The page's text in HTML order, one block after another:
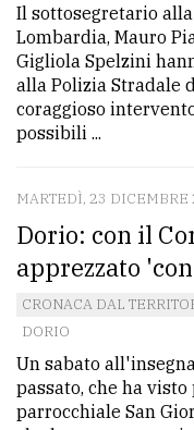
Il sottosegretario
Lombardia, Mauro
Gigliola Spelzini
alla Polizia Stradale
coraggioso
possibili ...
MARTEDÌ, 23
Dorio: con il
apprezzato
CRONACA DAL
DORIO
Un sabato
passato, che ha
parrocchiale San